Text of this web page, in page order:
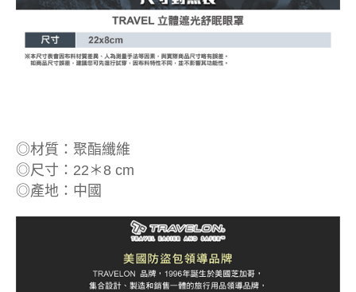
◎材質：聚酯纖維
◎尺寸：22＊8 cm
◎產地：中國